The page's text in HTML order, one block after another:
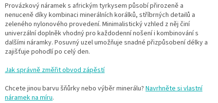
Provázkový náramek s africkým tyrkysem působí přirozeně a
nenuceně díky kombinaci minerálních korálků, stříbrných detailů a
zeleného nylonového provedení. Minimalistický vzhled z něj činí
univerzální doplněk vhodný pro každodenní nošení i kombinování s
dalšími náramky. Posuvný uzel umožňuje snadné přizpůsobení délky a
zajišťuje pohodlí po celý den.
Jak správně změřit obvod zápěstí
Chcete jinou barvu šňůrky nebo výběr minerálu? Navrhněte si vlastní
náramek na míru.